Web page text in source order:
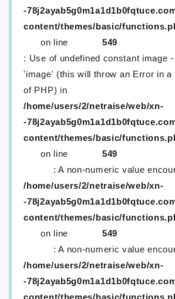
-
content/themes/basic/
on line
549
: Use of undefined constant image
'image' (this will throw an Error in a
of PHP) in
/home/users/2/netraise/web/xn-
-
content/themes/basic/
on line
549
: A non-numeric value
/home/users/2/netraise/web/xn-
-
content/themes/basic/
on line
549
: A non-numeric value
/home/users/2/netraise/web/xn-
-
content/themes/basic/